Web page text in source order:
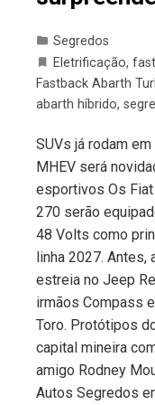
Segredos
Eletrificação,
Fastback Abarth
abarth híbrido,
SUVs já rodam
MHEV será
esportivos Os
270 serão
48 Volts como
linha 2027. Antes,
estreia no Jeep
irmãos Compass
Toro. Protótipos
capital mineira
amigo Rodney
Autos Segredos